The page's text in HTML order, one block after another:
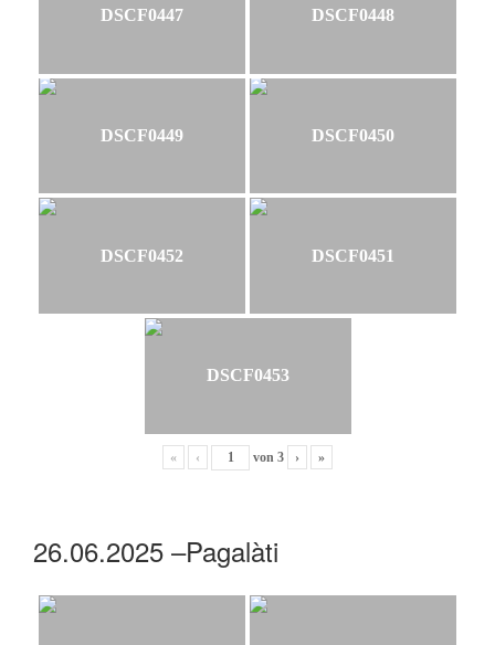
DSCF0447 DSCF0448
DSCF0449 DSCF0450
DSCF0452 DSCF0451
DSCF0453
« ‹ von 3 › »
26.06.2025 –Pagalàti